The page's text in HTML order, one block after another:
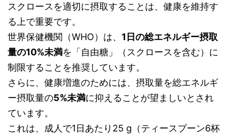
スクロースを適切に摂取することは、健康を維持す
る上で重要です。
世界保健機関（WHO）は、 1日の総エネルギー摂取
量の10%未満を「自由糖」（スクロースを含む）に
制限することを推奨しています。
さらに、健康増進のためには、摂取量を総エネルギ
ー摂取量の5%未満に抑えることが望ましいとされ
ています。
これは、成人で1日あたり25 g（ティースプーン6杯